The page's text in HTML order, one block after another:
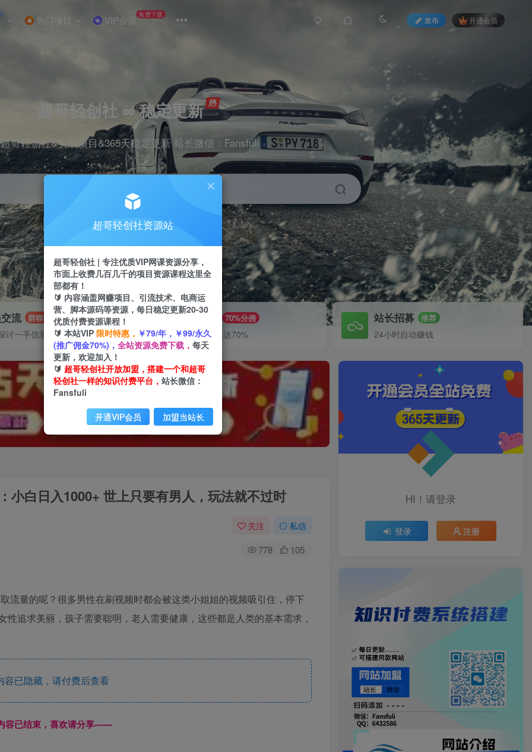
热门项目 VIP会员 免费下载
发布 开通会员
超哥轻创社 ∞ 稳定更新
超哥轻创社&实战项目&365天稳定更新 站长微信：Fansfuli
剪辑 电商 小红书
流 群聊
讨一手信息差
推广赚钱 70%分佣
推广返佣高达70%
站长招募 推荐
24小时自动赚钱
小白日入1000+ 世上只要有男人，玩法就不过时
关注 私信
778 105
流量的呢？很多男性在刷视频时都会被这类小姐姐的视频吸引住，停下
追求美丽，孩子需要聪明，老人需要健康，这些都是人类的基本需求，
已隐藏，请付费后查看
容已结束，喜欢请分享------
HI！请登录
登录 注册
超哥轻创社资源站
超哥轻创社 | 专注优质VIP网课资源分享，
市面上收费几百几千的项目资源课程这里全
部都有！
🔰 内容涵盖网赚项目、引流技术、电商运
营、脚本源码等资源，每日稳定更新20-30
优质付费资源课程！
🔰 本站VIP 限时特惠， ￥79/年，￥99/永久
(推广佣金70%)， 全站资源免费下载， 每天
更新，欢迎加入！
🔰 超哥轻创社开放加盟，搭建一个和超哥
轻创社一样的知识付费平台， 站长微信：
Fansfuli
开通VIP会员 加盟当站长